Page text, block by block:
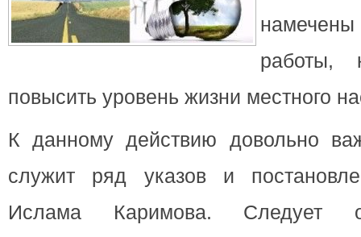
работы,
повысить уровень жизни местного
К данному действию довольно
служит ряд указов и
Ислама Каримова. Следует